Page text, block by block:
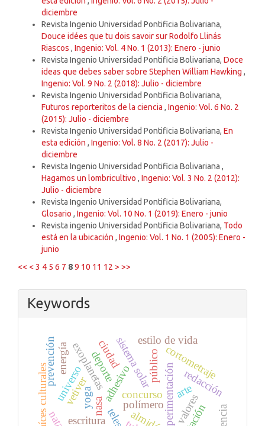
diciembre
Revista Ingenio Universidad Pontificia Bolivariana,
Douce idées que tu dois savoir sur Rodolfo Llinás
Riascos , Ingenio: Vol. 4 No. 1 (2013): Enero - junio
Revista Ingenio Universidad Pontificia Bolivariana, Doce
ideas que debes saber sobre Stephen William Hawking ,
Ingenio: Vol. 9 No. 2 (2018): Julio - diciembre
Revista Ingenio Universidad Pontificia Bolivariana,
Futuros reporteritos de la ciencia , Ingenio: Vol. 6 No. 2
(2015): Julio - diciembre
Revista Ingenio Universidad Pontificia Bolivariana, En
esta edición , Ingenio: Vol. 8 No. 2 (2017): Julio -
diciembre
Revista Ingenio Universidad Pontificia Bolivariana ,
Hagamos un lombricultivo , Ingenio: Vol. 3 No. 2 (2012):
Julio - diciembre
Revista Ingenio Universidad Pontificia Bolivariana,
Glosario , Ingenio: Vol. 10 No. 1 (2019): Enero - junio
Revista ingenio Universidad Pontificia Bolivariana, Todo
está en la ubicación , Ingenio: Vol. 1 No. 1 (2005): Enero -
junio
<< <3 4 5 6 7 89 10 11 12 > >>
Keywords
polímero
adhesivo experimentación
exoplanetas
nasa
sistema solar
universo
escritura
cortometraje
vetiver
prevención estilo de vida
deporte redacción
concurso
público
yoga arte
valores
raíces culturales
energía ciudad